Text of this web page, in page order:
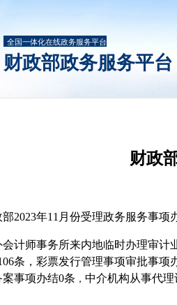
全国一体化在线政务服务平台
财政部政务服务平台
财政
部2023年11月份受理政务服务事项
会计师事务所来内地临时办理审计
条 ， 彩票发行管理事项审批事项
事项办结0条 ， 中介机构从事代